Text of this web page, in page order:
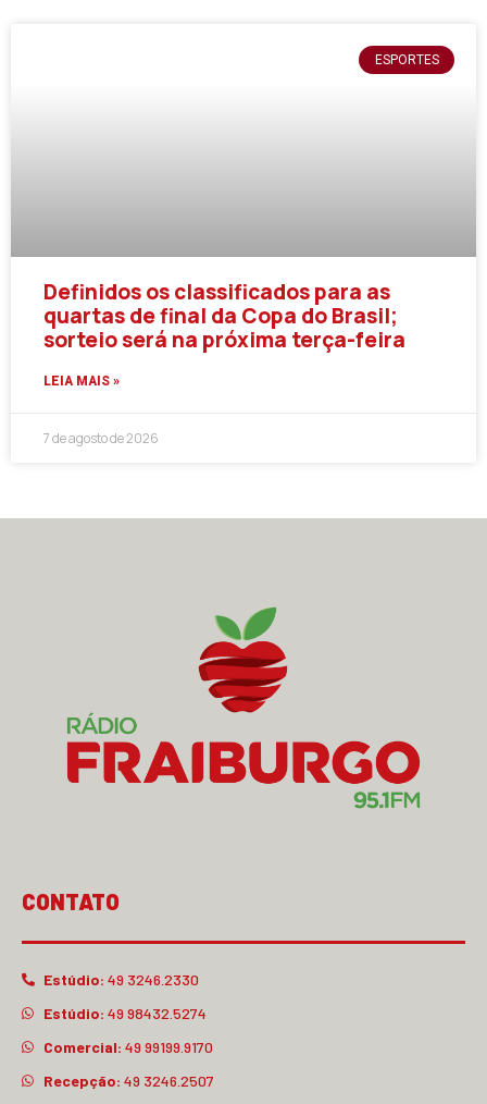
ESPORTES
Definidos os classificados para as
quartas de final da Copa do Brasil;
sorteio será na próxima terça-feira
LEIA MAIS »
7 de agosto de 2026
CONTATO
Estúdio: 49 3246.2330
Estúdio: 49 98432.5274
Comercial: 49 99199.9170
Recepção: 49 3246.2507